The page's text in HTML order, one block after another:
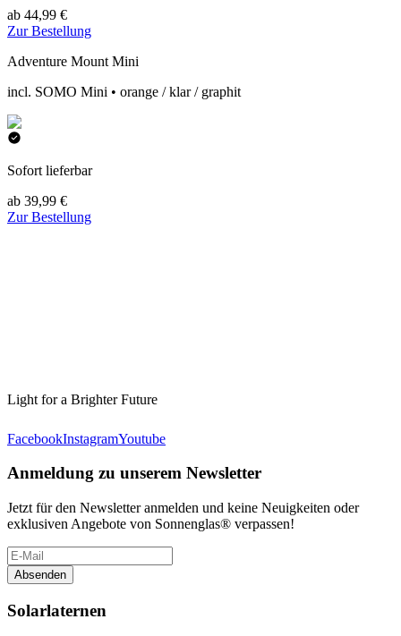
ab 44,99 €
Zur Bestellung
Adventure Mount Mini
incl. SOMO Mini • orange / klar / graphit
Sofort lieferbar
ab 39,99 €
Zur Bestellung
Light for a Brighter Future
FacebookInstagramYoutube
Anmeldung zu unserem Newsletter
Jetzt für den Newsletter anmelden und keine Neuigkeiten oder
exklusiven Angebote von Sonnenglas® verpassen!
Absenden
Solarlaternen